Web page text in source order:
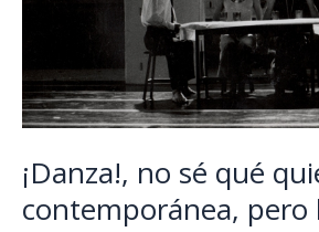
¡Danza!, no sé qué
contemporánea,